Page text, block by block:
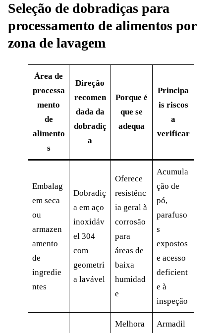
Seleção de dobradiças para
processamento de alimentos por
zona de lavagem
Área de
processa
mento
de
alimento
s
Direção
recomen
dada da
dobradiç
a
Porque é
que se
adequa
Principa
is riscos
a
verificar
Embalag
em seca
ou
armazen
amento
de
ingredie
ntes
Dobradiç
a em aço
inoxidáv
el 304
com
geometri
a lavável
Oferece
resistênc
ia geral à
corrosão
para
áreas de
baixa
humidad
e
Acumula
ção de
pó,
parafuso
s
expostos
e acesso
deficient
e à
inspeção
Melhora
Armadil